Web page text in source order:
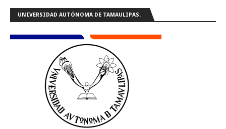
UNIVERSIDAD AUTÓNOMA DE TAMAULIPAS.